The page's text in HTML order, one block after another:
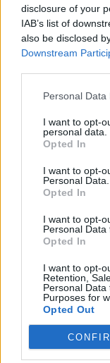
disclosure of your
IAB’s list of
also be disclosed
Downstream
Personal
I want to opt-
personal data.
Opted In
I want to opt-
Personal Data.
Opted In
I want to opt-
Personal Data
Opted In
I want to opt-
Retention,
Personal
Purposes for
Opted Out
Δείτε
Email
Tags: Άρης